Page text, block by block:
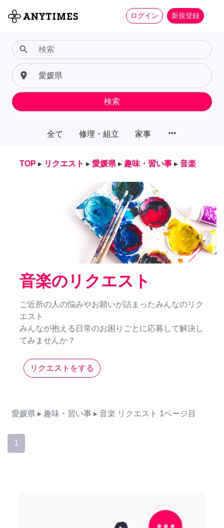
ログイン 新規登録
全て 修理・組立 家事 more_horiz
search
place
検索
TOP ▸ リクエスト ▸ 愛媛県 ▸ 趣味・習い事 ▸ 音楽
音楽のリクエスト
ご近所の人の悩みやお願いが詰まったみんなのリク
エスト
みんなが抱える日常のお困りごとに応募して解決し
てみませんか？
リクエストをする
愛媛県 ▸ 趣味・習い事 ▸ 音楽 リクエスト 1ページ目
1